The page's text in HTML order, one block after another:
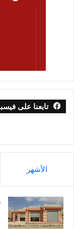
تابعنا على
الأشهر